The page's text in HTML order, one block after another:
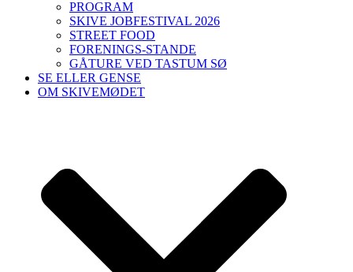
PROGRAM
SKIVE JOBFESTIVAL 2026
STREET FOOD
FORENINGS-STANDE
GÅTURE VED TASTUM SØ
SE ELLER GENSE
OM SKIVEMØDET